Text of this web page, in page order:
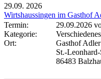
29.09. 2026
Wirtshaussingen im Gasthof
Termin:
29.09.2026
Kategorie:
Verschiedenes
Ort:
Gasthof Adler
St.-Leonhard-
86483